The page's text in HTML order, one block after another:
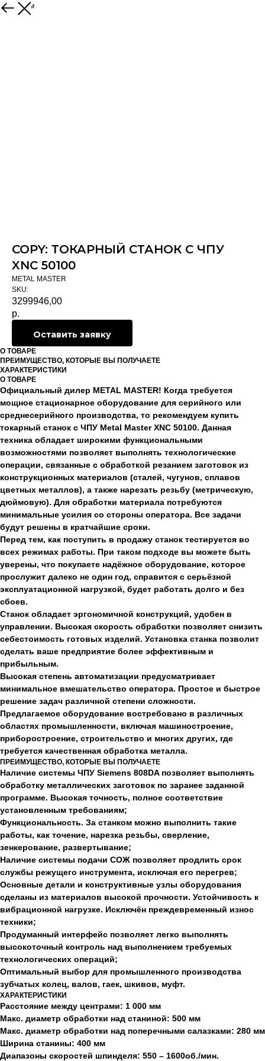
К товарам
COPY: ТОКАРНЫЙ СТАНОК С ЧПУ
XNC 50100
METAL MASTER
SKU:
3299946,00
р.
Оставить заявку
О ТОВАРЕ
ПРЕИМУЩЕСТВО, КОТОРЫЕ ВЫ ПОЛУЧАЕТЕ
ХАРАКТЕРИСТИКИ
О ТОВАРЕ
Официальный дилер METAL MASTER! Когда требуется
мощное стационарное оборудование для серийного или
среднесерийного производства, то рекомендуем купить
токарный станок с ЧПУ Metal Master XNC 50100. Данная
техника обладает широкими функциональными
возможностями позволяет выполнять технологические
операции, связанные с обработкой резанием заготовок из
конструкционных материалов (сталей, чугунов, сплавов
цветных металлов), а также нарезать резьбу (метрическую,
дюймовую). Для обработки материала потребуются
минимальные усилия со стороны оператора. Все задачи
будут решены в кратчайшие сроки.
Перед тем, как поступить в продажу станок тестируется во
всех режимах работы. При таком подходе вы можете быть
уверены, что покупаете надёжное оборудование, которое
прослужит далеко не один год, справится с серьёзной
эксплуатационной нагрузкой, будет работать долго и без
сбоев.
Станок обладает эргономичной конструкций, удобен в
управлении. Высокая скорость обработки позволяет снизить
себестоимость готовых изделий. Установка станка позволит
сделать ваше предприятие более эффективным и
прибыльным.
Высокая степень автоматизации предусматривает
минимальное вмешательство оператора. Простое и быстрое
решение задач различной степени сложности.
Предлагаемое оборудование востребовано в различных
областях промышленности, включая машиностроение,
приборостроение, строительство и многих других, где
требуется качественная обработка металла.
ПРЕИМУЩЕСТВО, КОТОРЫЕ ВЫ ПОЛУЧАЕТЕ
Наличие системы ЧПУ Siemens 808DA позволяет выполнять
обработку металлических заготовок по заранее заданной
программе. Высокая точность, полное соответствие
установленным требованиям;
Функциональность. За станком можно выполнить такие
работы, как точение, нарезка резьбы, сверление,
зенкерование, развертывание;
Наличие системы подачи СОЖ позволяет продлить срок
службы режущего инструмента, исключая его перегрев;
Основные детали и конструктивные узлы оборудования
сделаны из материалов высокой прочности. Устойчивость к
вибрационной нагрузке. Исключён преждевременный износ
техники;
Продуманный интерфейс позволяет легко выполнять
высокоточный контроль над выполнением требуемых
технологических операций;
Оптимальный выбор для промышленного производства
зубчатых колец, валов, гаек, шкивов, муфт.
ХАРАКТЕРИСТИКИ
Расстояние между центрами: 1 000 мм
Макс. диаметр обработки над станиной: 500 мм
Макс. диаметр обработки над поперечными салазками: 280 мм
Ширина станины: 400 мм
Диапазоны скоростей шпинделя: 550 – 1600об./мин.